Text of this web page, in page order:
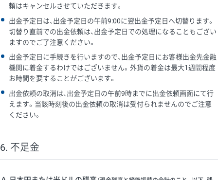
頼はキャンセルさせていただきます。
出金予定日は、出金予定日の午前9:00に翌出金予定日へ切替ります。
切替り直前での出金依頼は、出金予定日での処理になることもござい
ますのでご了注意ください。
出金予定日に手続きを行いますので、出金予定日にお客様出金先金融
機関に着金するわけではございません。外貨の着金は最大1週間程度
お時間を要することがございます。
出金依頼の取消は、出金予定日の午前9時までに出金依頼画面にて行
えます。当該時刻後の出金依頼の取消は受付られませんのでご注意
ください。
6. 不足金